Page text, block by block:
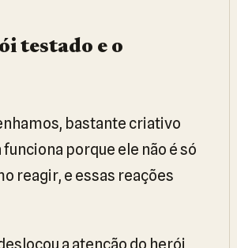
testado e o
bastante criativo
porque ele não é só
reagir, e essas reações
a atenção do herói